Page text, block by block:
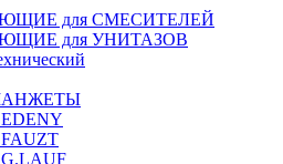
для СМЕСИТЕЛЕЙ
для УНИТАЗОВ